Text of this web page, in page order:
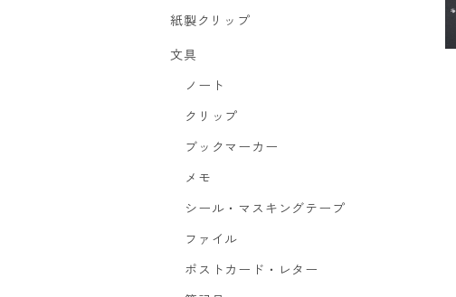
紙製クリップ
文具
ノート
クリップ
ブックマーカー
メモ
シール・マスキングテープ
ファイル
ポストカード・レター